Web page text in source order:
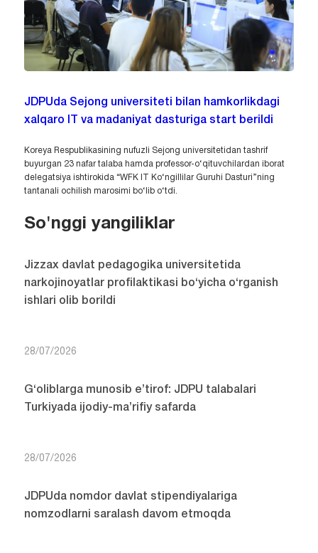
JDPUda Sejong universiteti bilan hamkorlikdagi
xalqaro IT va madaniyat dasturiga start berildi
Koreya Respublikasining nufuzli Sejong universitetidan tashrif
buyurgan 23 nafar talaba hamda professor-o‘qituvchilardan iborat
delegatsiya ishtirokida “WFK IT Ko‘ngillilar Guruhi Dasturi”ning
tantanali ochilish marosimi bo‘lib o‘tdi.
So'nggi yangiliklar
Jizzax davlat pedagogika universitetida
narkojinoyatlar profilaktikasi bo‘yicha o‘rganish
ishlari olib borildi
28/07/2026
G‘oliblarga munosib e’tirof: JDPU talabalari
Turkiyada ijodiy-ma’rifiy safarda
28/07/2026
JDPUda nomdor davlat stipendiyalariga
nomzodlarni saralash davom etmoqda